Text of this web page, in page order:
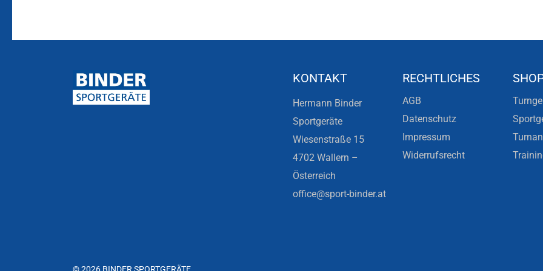
KONTAKT
Hermann Binder
Sportgeräte
Wiesenstraße 15
4702 Wallern –
Österreich
office@sport-binder.at
RECHTLICHES
AGB
Datenschutz
Impressum
Widerrufsrecht
© 2026 BINDER SPORTGERÄTE